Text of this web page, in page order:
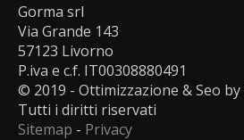
Gorma srl
Via Grande 143
57123 Livorno
P.iva e c.f. IT00308880491
© 2019 - Ottimizzazione & Seo by
Tutti i diritti riservati
Sitemap - Privacy